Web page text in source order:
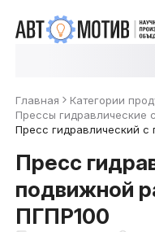
Главная
Категории
Прессы гидравлические
Пресс гидравлический
Пресс
подвижной
ПГПР100